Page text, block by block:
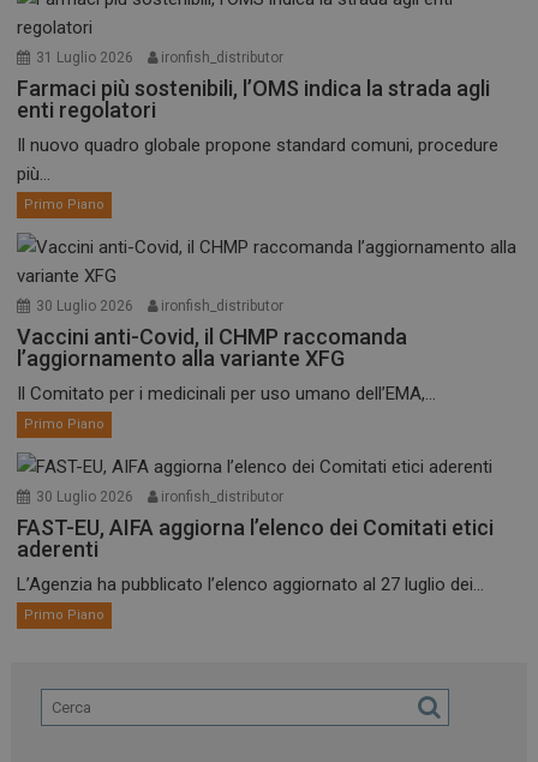
31 Luglio 2026 ironfish_distributor
Farmaci più sostenibili, l’OMS indica la strada agli
enti regolatori
Il nuovo quadro globale propone standard comuni, procedure
più...
Primo Piano
30 Luglio 2026 ironfish_distributor
Vaccini anti-Covid, il CHMP raccomanda
l’aggiornamento alla variante XFG
Il Comitato per i medicinali per uso umano dell’EMA,...
Primo Piano
30 Luglio 2026 ironfish_distributor
FAST-EU, AIFA aggiorna l’elenco dei Comitati etici
aderenti
L’Agenzia ha pubblicato l’elenco aggiornato al 27 luglio dei...
Primo Piano